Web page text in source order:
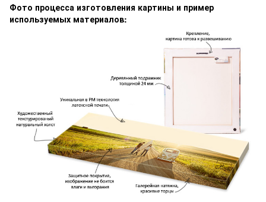
Фото процесса изготовления картины и пример
используемых материалов: